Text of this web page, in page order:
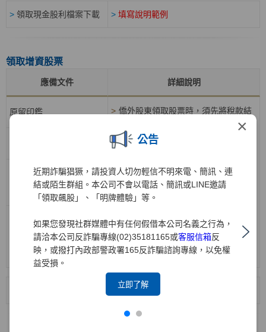
×
公告
近期詐騙猖獗，請投資人切勿輕信不明來電、簡訊、連
結或陌生群組。本公司不會以電話、簡訊或LINE邀請
「領取飆股」、「明牌體驗」等。
如果您發現社群媒體中有任何假借本公司名義之行為，
請洽本公司反詐騙專線(02)35181165或客服信箱反
映，或撥打內政部警政署165反詐騙諮詢專線，以免權
益受損。
立即了解
> 領取現金股利檔案下載 > 填寫說明範例
領取增資股票
應備文件 詳細說明
原留印鑑 > 僑外股東領取股票時，須先將稅款結
>
原股票設定質權者須注意是否應檢附
書」
> 質權人依據設質雙方約定領取孳息
時，除了要求質權人應於領據上簽章
證券商(其為參加人)協助辦理集保印
鑑核驗，集保已於97年9月22日起不
再辦理印鑑核驗作業。
印鑑卡及國民身分證正反
面影本一份(舊戶免附)
發行人保管劃撥帳戶/登錄
專戶存券轉帳申請書(適用
採無實體股票發行之公司)
>填寫說明範例